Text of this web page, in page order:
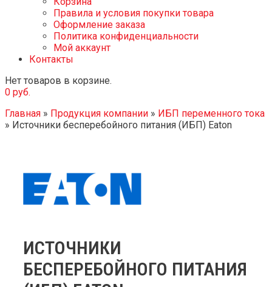
Правила и условия покупки товара
Оформление заказа
Политика конфиденциальности
Мой аккаунт
Контакты
Нет товаров в корзине.
0 руб.
Главная » Продукция компании » ИБП переменного тока
» Источники бесперебойного питания (ИБП) Eaton
ИСТОЧНИКИ
БЕСПЕРЕБОЙНОГО ПИТАНИЯ